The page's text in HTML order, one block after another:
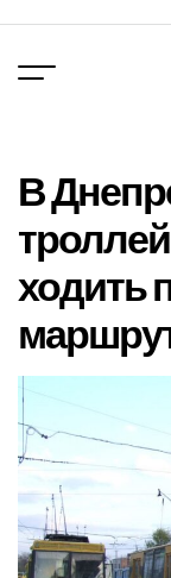
вмісту
В
ходить